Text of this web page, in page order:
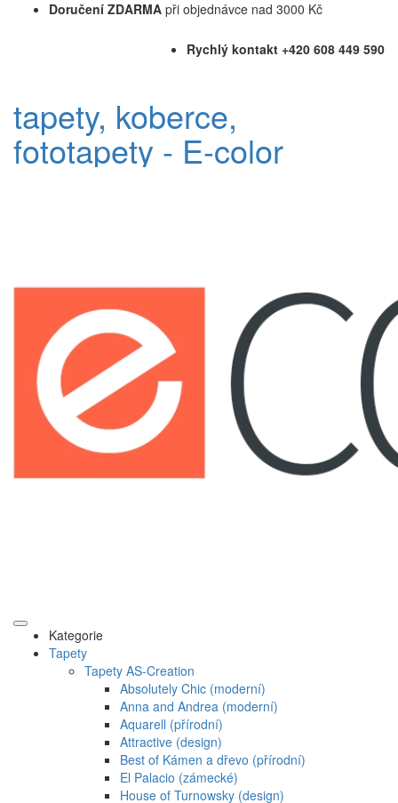
Doručení ZDARMA při objednávce nad 3000 Kč
Rychlý kontakt +420 608 449 590
tapety, koberce,
fototapety - E-color
Kategorie
Tapety
Tapety AS-Creation
Absolutely Chic (moderní)
Anna and Andrea (moderní)
Aquarell (přírodní)
Attractive (design)
Best of Kámen a dřevo (přírodní)
El Palacio (zámecké)
House of Turnowsky (design)